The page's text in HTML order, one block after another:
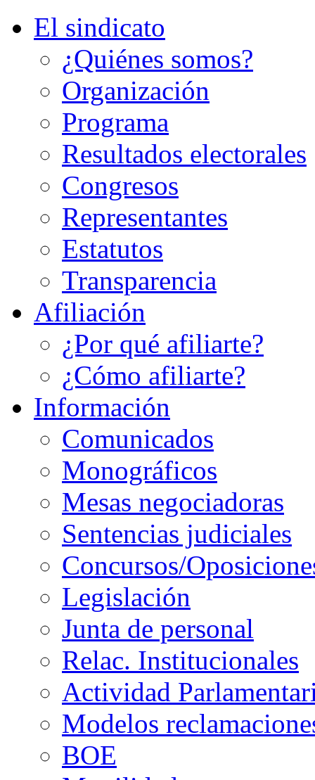
El sindicato
¿Quiénes somos?
Organización
Programa
Resultados electorales
Congresos
Representantes
Estatutos
Transparencia
Afiliación
¿Por qué afiliarte?
¿Cómo afiliarte?
Información
Comunicados
Monográficos
Mesas negociadoras
Sentencias judiciales
Concursos/
Legislación
Junta de personal
Relac. Institucionales
Actividad
Modelos
BOE